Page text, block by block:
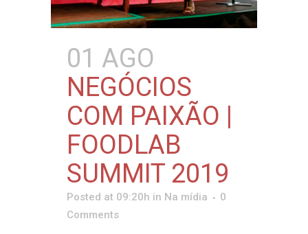
01 AGO
NEGÓCIOS
COM PAIXÃO |
FOODLAB
SUMMIT 2019
Posted at 09:20h in Na mídia
0
Comments